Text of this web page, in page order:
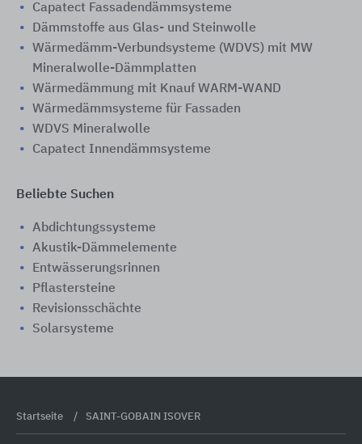
Capatect Fassadendämmsysteme
Dämmstoffe aus Glas- und Steinwolle
Wärmedämm-Verbundsysteme (WDVS) mit MW
Mineralwolle-Dämmplatten
Wärmedämmung mit Knauf WARM-WAND
Wärmedämmsysteme für Fassaden
WDVS Mineralwolle
Capatect Innendämmsysteme
Beliebte Suchen
Abdichtungssysteme
Akustik-Dämmelemente
Entwässerungsrinnen
Pflastersteine
Revisionsschächte
Solarsysteme
Startseite SAINT-GOBAIN ISOVER